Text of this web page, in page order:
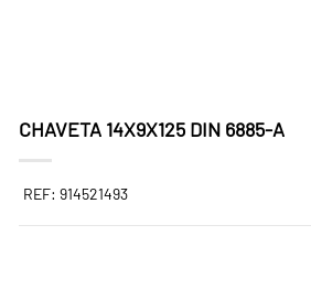
CHAVETA 14X9X125 DIN 6885-A
REF: 914521493